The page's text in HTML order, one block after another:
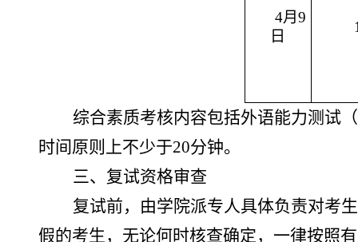
4月9
日
综合素质考核内容包括外语能力测试（
时间原则上不少于20分钟。
三、复试资格审查
复试前，由学院派专人具体负责对考
假的考生，无论何时核查确定， 一律按照